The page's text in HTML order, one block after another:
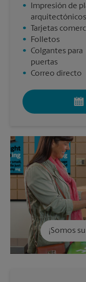
•
Impresión de
arquitectónicos
•
Tarjetas
•
Folletos
• Colgantes para
puertas
• Correo directo
¡Somos